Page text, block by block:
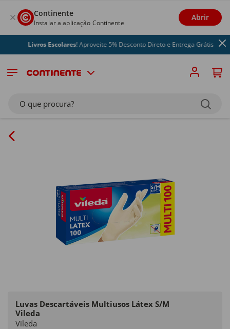
Continente
Instalar a aplicação Continente
Abrir
Livros Escolares! Aproveite 5% Desconto Direto e Entrega Grátis
O que procura?
Luvas Descartáveis Multiusos Látex S/M
Vileda
Vileda